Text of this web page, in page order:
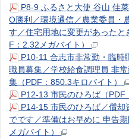
P8-9 ふるさと大使 谷山 佳
O勝利／環境通信／農業委員・
す／住宅用地に変更があった
F：2.32メガバイト）
P10-11 合志市非常勤・臨時
職員募集／学校給食調理員 非
集（PDF：850.3キロバイト）
P12-13 市民のひろば（
P14-15 市民のひろば／償却
でです／準備はお早めに 申告
メガバイト）